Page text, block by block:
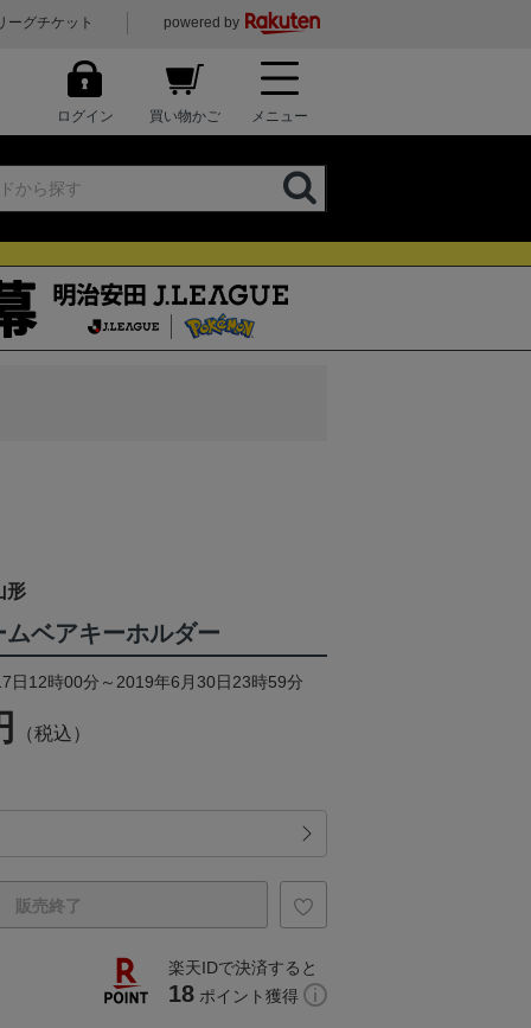
ーグチケット powered by
ログイン 買い物かご メニュー
形
ベアキーホルダー
日12時00分～2019年6月30日23時59分
（税込）
販売終了
楽天IDで決済すると
18 ポイント獲得